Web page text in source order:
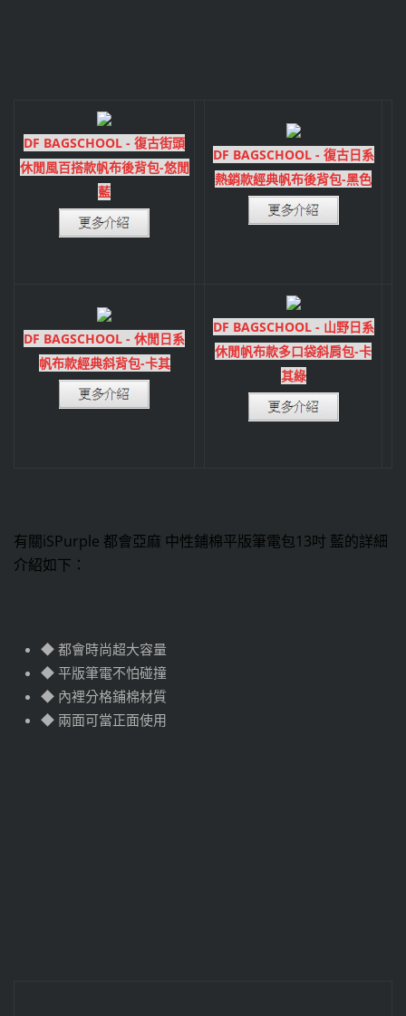
DF BAGSCHOOL - 復古街頭
休閒風百搭款帆布後背包-悠閒
藍
DF BAGSCHOOL - 復古日系
熱銷款經典帆布後背包-黑色
DF BAGSCHOOL - 休閒日系
帆布款經典斜背包-卡其
DF BAGSCHOOL - 山野日系
休閒帆布款多口袋斜肩包-卡
其綠
有關iSPurple 都會亞麻 中性鋪棉平版筆電包13吋 藍的詳細
介紹如下：
◆ 都會時尚超大容量
◆ 平版筆電不怕碰撞
◆ 內裡分格鋪棉材質
◆ 兩面可當正面使用